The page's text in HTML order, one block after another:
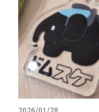
2026/01/28